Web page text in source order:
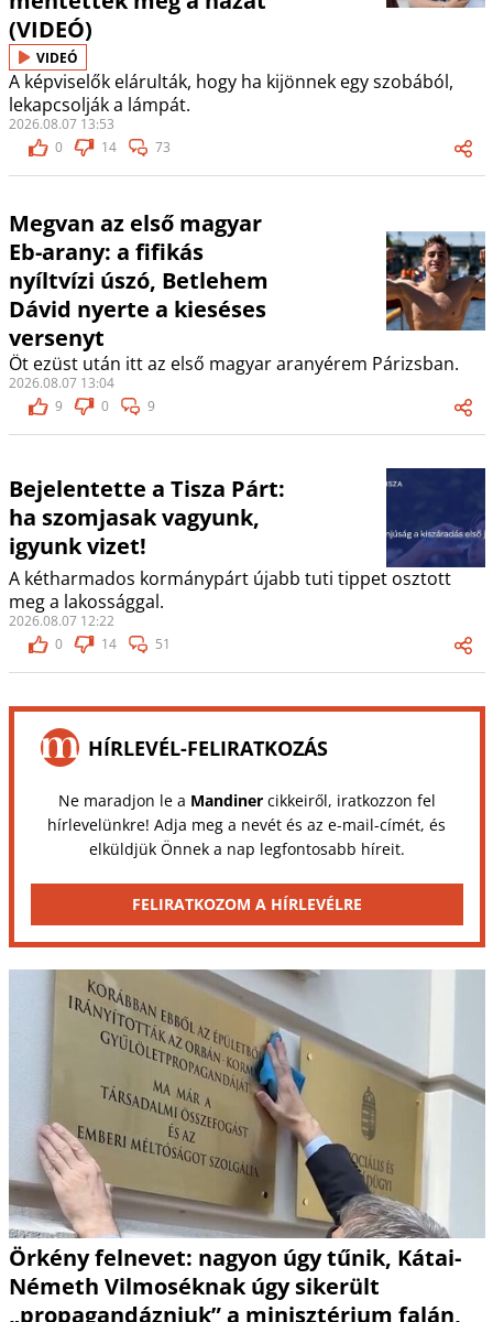
(VIDEÓ)
VIDEÓ
A képviselők elárulták, hogy ha kijönnek egy szobából,
lekapcsolják a lámpát.
2026.08.07 13:53
0
14 73
Megvan az első magyar
Eb-arany: a fifikás
nyíltvízi úszó, Betlehem
Dávid nyerte a kieséses
versenyt
Öt ezüst után itt az első magyar aranyérem Párizsban.
2026.08.07 13:04
9
0 9
Bejelentette a Tisza Párt:
ha szomjasak vagyunk,
igyunk vizet!
A kétharmados kormánypárt újabb tuti tippet osztott
meg a lakossággal.
2026.08.07 12:22
0
14 51
HÍRLEVÉL-FELIRATKOZÁS
Ne maradjon le a Mandinercikkeiről, iratkozzon fel
hírlevelünkre! Adja meg a nevét és az e-mail-címét, és
elküldjük Önnek a nap legfontosabb híreit.
FELIRATKOZOM A HÍRLEVÉLRE
Örkény felnevet: nagyon úgy tűnik, Kátai-
Németh Vilmoséknak úgy sikerült
„propagandázniuk” a minisztérium falán,